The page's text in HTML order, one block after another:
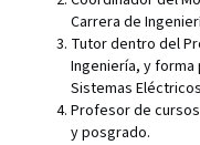
Carrera de
Tutor dentro del
Ingeniería, y
Sistemas
Profesor de
y posgrado.